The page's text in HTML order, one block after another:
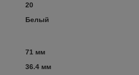
20
Белый
71 мм
36.4 мм